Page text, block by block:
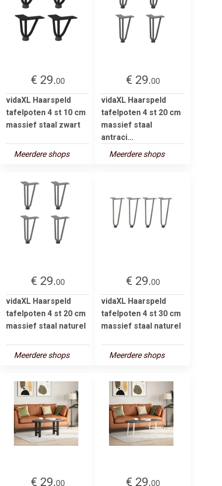
€ 29.00
vidaXL Haarspeld
tafelpoten 4 st 10 cm
massief staal zwart
Meerdere shops
€ 29.00
vidaXL Haarspeld
tafelpoten 4 st 20 cm
massief staal
antraci...
Meerdere shops
€ 29.00
vidaXL Haarspeld
tafelpoten 4 st 20 cm
massief staal naturel
Meerdere shops
€ 29.00
vidaXL Haarspeld
tafelpoten 4 st 30 cm
massief staal naturel
Meerdere shops
€ 29.00
€ 29.00